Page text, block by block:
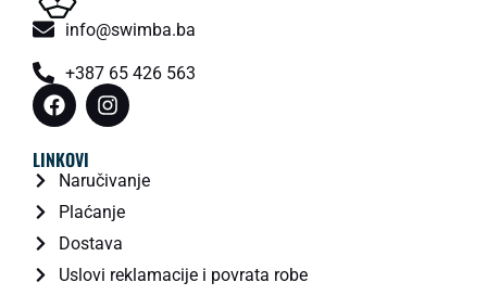
info@swimba.ba
+387 65 426 563
LINKOVI
Naručivanje
Plaćanje
Dostava
Uslovi reklamacije i povrata robe